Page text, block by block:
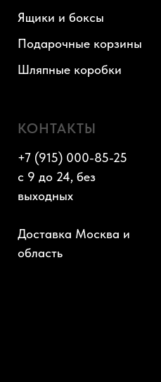
Ящики и боксы
Подарочные корзины
Шляпные коробки
КОНТАКТЫ
+7 (915) 000-85-25
с 9 до 24, без
выходных
Доставка Москва и
область